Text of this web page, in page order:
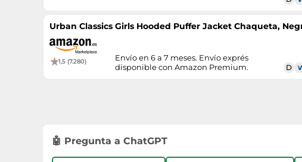
Urban Classics Girls Hooded Puffer Jacket Chaqueta,
1,5 (7.280)
Envío en 6 a 7 meses. Envío exprés
disponible con Amazon Premium.
🤖 Pregunta a ChatGPT